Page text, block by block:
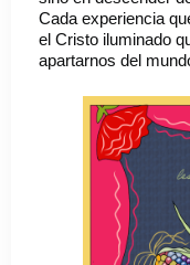
Cada experiencia
el Cristo iluminado
apartarnos del